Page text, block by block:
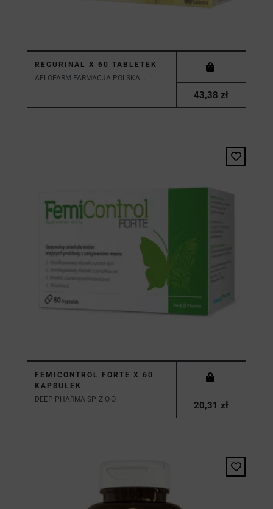
REGURINAL X 60 TABLETEK
AFLOFARM FARMACJA POLSKA...
43,38 zł
FEMICONTROL FORTE X 60
KAPSUŁEK
DEEP PHARMA SP. Z O.O.
20,31 zł